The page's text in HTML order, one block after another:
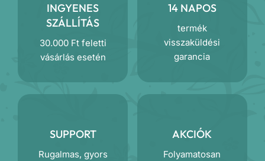
INGYENES
SZÁLLÍTÁS
30.000 Ft feletti
vásárlás esetén
14 NAPOS
termék
visszaküldési
garancia
SUPPORT
Rugalmas, gyors
AKCIÓK
Folyamatosan